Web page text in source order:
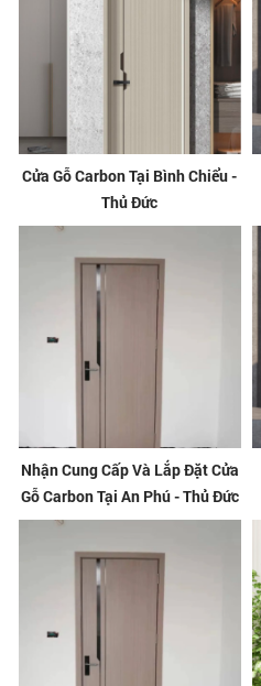
Cửa Gỗ Carbon Tại Bình Chiểu -
Thủ Đức
Nhận Cung Cấp Và Lắp Đặt Cửa
Gỗ Carbon Tại An Phú - Thủ Đức